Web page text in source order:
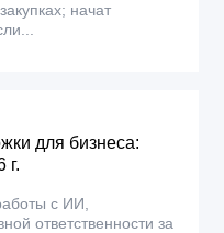
начат
для бизнеса:
г.
с ИИ,
ответственности за